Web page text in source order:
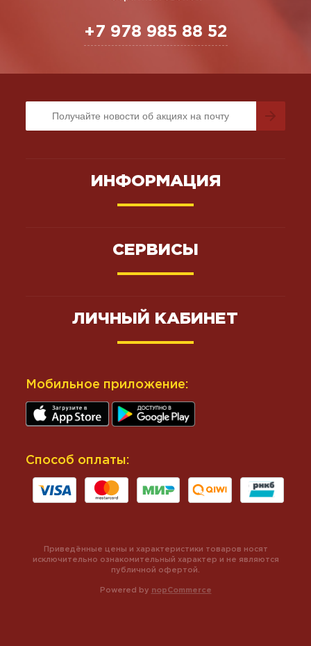
+7 978 985 88 52
ИНФОРМАЦИЯ
СЕРВИСЫ
ЛИЧНЫЙ КАБИНЕТ
Мобильное приложение:
Способ оплаты:
Powered by nopCommerce
Приведённые цены и характеристики товаров носят
исключительно ознакомительный характер и не являются
публичной офертой.